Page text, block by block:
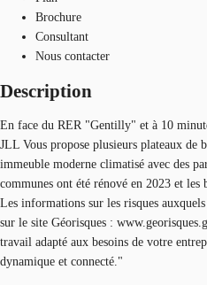
Brochure
Consultant
Nous contacter
Description
En face du RER "Gentilly" et à 10
JLL Vous propose plusieurs plateaux de
immeuble moderne climatisé avec des
communes ont été rénové en 2023 et les
Les informations sur les risques
sur le site Géorisques :
travail adapté aux besoins de votre
dynamique et connecté."